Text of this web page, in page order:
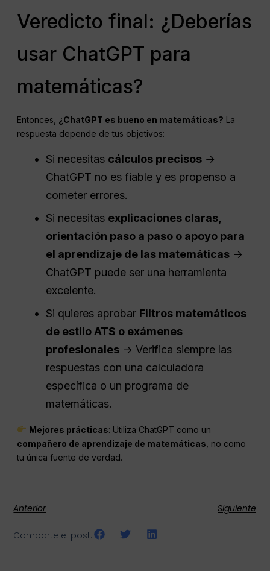
Veredicto final: ¿Deberías
usar ChatGPT para
matemáticas?
Entonces, ¿ChatGPT es bueno en matemáticas? La
respuesta depende de tus objetivos:
Si necesitas cálculos precisos →
ChatGPT no es fiable y es propenso a
cometer errores.
Si necesitas explicaciones claras,
orientación paso a paso o apoyo para
el aprendizaje de las matemáticas →
ChatGPT puede ser una herramienta
excelente.
Si quieres aprobar Filtros matemáticos
de estilo ATS o exámenes
profesionales → Verifica siempre las
respuestas con una calculadora
específica o un programa de
matemáticas.
Mejores prácticas: Utiliza ChatGPT como un
compañero de aprendizaje de matemáticas , no como
tu única fuente de verdad.
Anterior Siguiente
Comparte el post: